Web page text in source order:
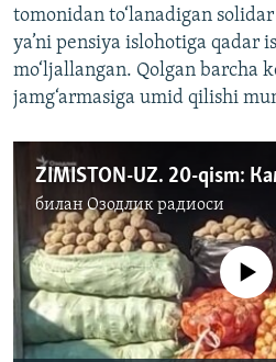
tomonidan to‘lanadigan
ya’ni pensiya islohotiga qadar
mo‘ljallangan. Qolgan barcha
jamg‘armasiga umid qilishi
билан Озодлик радиоси
Айни дамда медиа-